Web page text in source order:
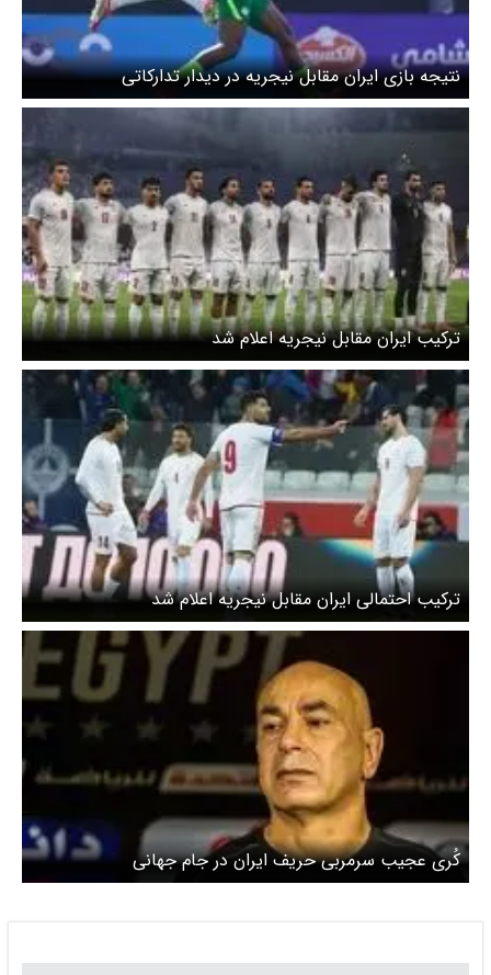
نتیجه بازی ایران مقابل نیجریه در دیدار تدارکاتی
ترکیب ایران مقابل نیجریه اعلام شد
ترکیب احتمالی ایران مقابل نیجریه اعلام شد
کُری عجیب سرمربی حریف ایران در جام جهانی